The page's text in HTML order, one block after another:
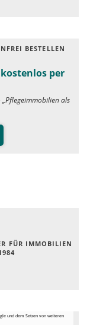
BESTELLEN
per
„Pflegeimmobilien als
FÜR IMMOBILIEN
und dem Setzen von weiteren